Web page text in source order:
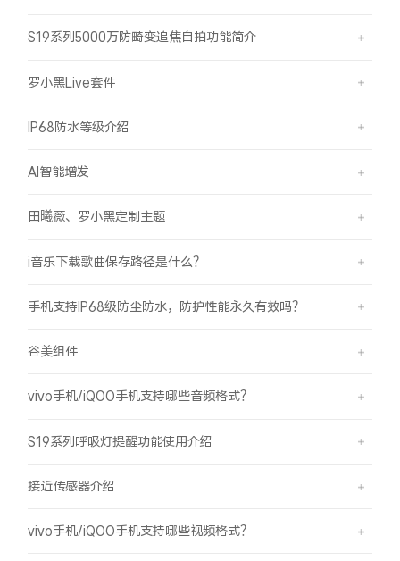
S19系列5000万防畸变追焦自拍功能简介
罗小黑Live套件
IP68防水等级介绍
AI智能增发
田曦薇、罗小黑定制主题
i音乐下载歌曲保存路径是什么？
手机支持IP68级防尘防水，防护性能永久有效吗？
谷美组件
vivo手机/iQOO手机支持哪些音频格式？
S19系列呼吸灯提醒功能使用介绍
接近传感器介绍
vivo手机/iQOO手机支持哪些视频格式？